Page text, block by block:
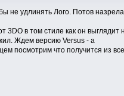
удлинять Лого. Потов
3DO в том стиле как он
Ждем версию Versus - a
посмотрим что получится из